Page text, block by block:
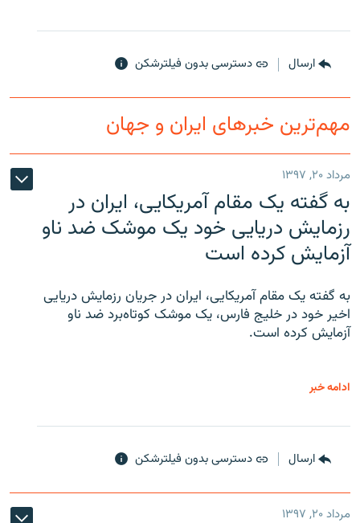
ارسال دسترسی بدون فیلترشکن
مهم‌ترین خبرهای ایران و جهان
مرداد ۲۰, ۱۳۹۷
به گفته یک مقام آمریکایی، ایران در
رزمایش دریایی خود یک موشک ضد ناو
آزمایش کرده است
به گفته یک مقام آمریکایی، ایران در جریان رزمایش دریایی
اخیر خود در خلیج فارس، یک موشک کوتاه‌برد ضد ناو
آزمایش کرده است.
ادامه خبر
ارسال دسترسی بدون فیلترشکن
مرداد ۲۰, ۱۳۹۷